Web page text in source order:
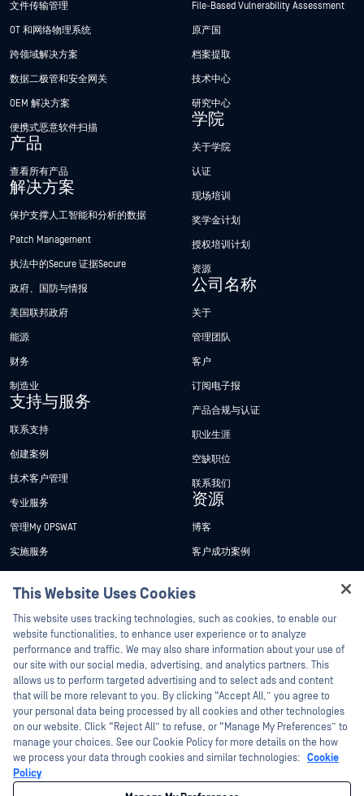
文件传输管理
OT 和网络物理系统
跨领域解决方案
数据二极管和安全网关
OEM 解决方案
便携式恶意软件扫描
产品
查看所有产品
解决方案
保护支撑人工智能和分析的数据
Patch Management
执法中的Secure 证据Secure
政府、国防与情报
美国联邦政府
能源
财务
制造业
支持与服务
联系支持
创建案例
技术客户管理
专业服务
管理My OPSWAT
实施服务
技术文档
培训
漏洞计划
合作伙伴
认证
技术合作伙伴
渠道合作伙伴计划
File-Based Vulnerability Assessment
原产国
档案提取
技术中心
研究中心
学院
关于学院
认证
现场培训
奖学金计划
授权培训计划
资源
公司名称
关于
管理团队
客户
订阅电子报
产品合规与认证
职业生涯
空缺职位
联系我们
资源
博客
客户成功案例
新闻报道
活动
网络研讨会
产品型录
白皮书
免费工具
©2026OPSWAT . 保留所有权利。OPSWAT、MetaDefender、Metascan、
This Website Uses Cookies
This website uses tracking technologies, such as cookies, to enable our
website functionalities, to enhance user experience or to analyze
performance and traffic. We may also share information about your use of
our site with our social media, advertising, and analytics partners. This
allows us to perform targeted advertising and to select ads and content
that will be more relevant to you. By clicking “Accept All,” you agree to
your personal data being processed by all cookies and other technologies
on our website. Click “Reject All” to refuse, or “Manage My Preferences” to
manage your choices. See our Cookie Policy for more details on the how
we process your data through cookies and similar technologies: Cookie
Policy
Hey there!
I'm Ozzy, your OPSWAT virtual assistant.
How can I help you secure what's critical
today?